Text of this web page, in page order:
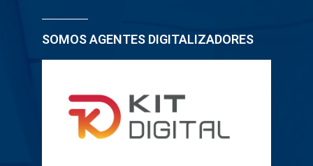
SOMOS AGENTES DIGITALIZADORES